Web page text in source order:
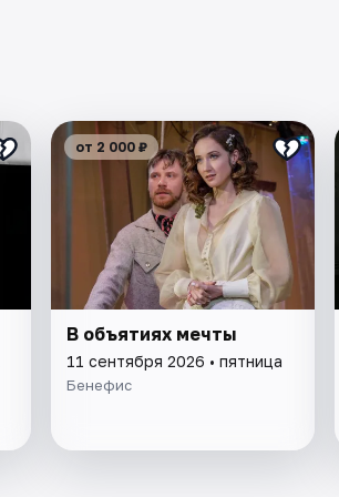
от 2 000 ₽
В объятиях мечты
11 сентября 2026 • пятница
Бенефис